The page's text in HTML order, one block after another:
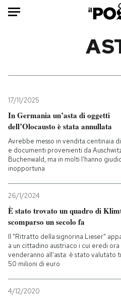
Mondo
Politica
Tecnologia
Internet
Scienza
Cultura
Economia
PODCAST
NEWSLETTER
17/11/2025
In Germania un’asta di oggetti
dell’Olocausto è stata annullata
Avrebbe messo in vendita centinaia
e documenti provenienti da
Buchenwald, ma in molti l'hanno
inopportuna
26/1/2024
È stato trovato un quadro di
scomparso un secolo fa
Il "Ritratto della signorina Lieser"
a un cittadino austriaco i cui eredi ora
venderanno all'asta: è stato valutato
50 milioni di euro
4/12/2020